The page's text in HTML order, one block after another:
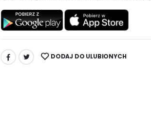
UDOSTĘPNIJ: DODAJ DO ULUBIONYCH